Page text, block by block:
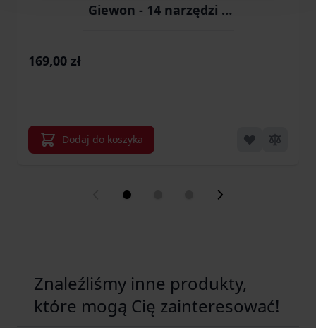
Giewon - 14 narzędzi +
169,00 zł
Dodaj do koszyka
Znaleźliśmy inne produkty,
które mogą Cię zainteresować!